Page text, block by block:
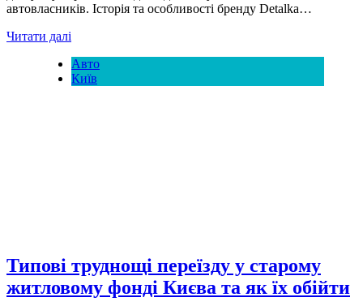
автовласників. Історія та особливості бренду Detalka…
Читати далі
Авто
Київ
Типові труднощі переїзду у старому
житловому фонді Києва та як їх обійти